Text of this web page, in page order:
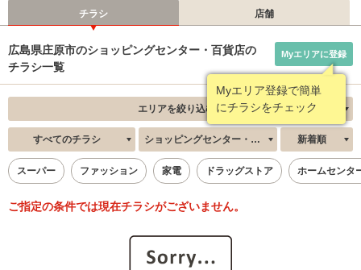
チラシ 店舗
広島県庄原市のショッピングセンター・百貨店の
チラシ一覧
Myエリア登録で簡単
にチラシをチェック
Myエリアに登録
エリアを絞り込む
すべてのチラシ ショッピングセンター・百貨店 新着順
スーパー ファッション 家電 ドラッグストア ホームセンタ
ご指定の条件では現在チラシがございません。